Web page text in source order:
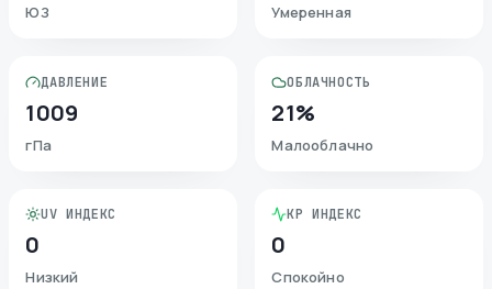
ЮЗ Умеренная
ДАВЛЕНИЕ
1009
гПа
ОБЛАЧНОСТЬ
21%
Малооблачно
UV ИНДЕКС
0
Низкий
KP ИНДЕКС
0
Спокойно